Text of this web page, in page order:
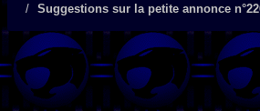
Suggestions sur la petite annonce